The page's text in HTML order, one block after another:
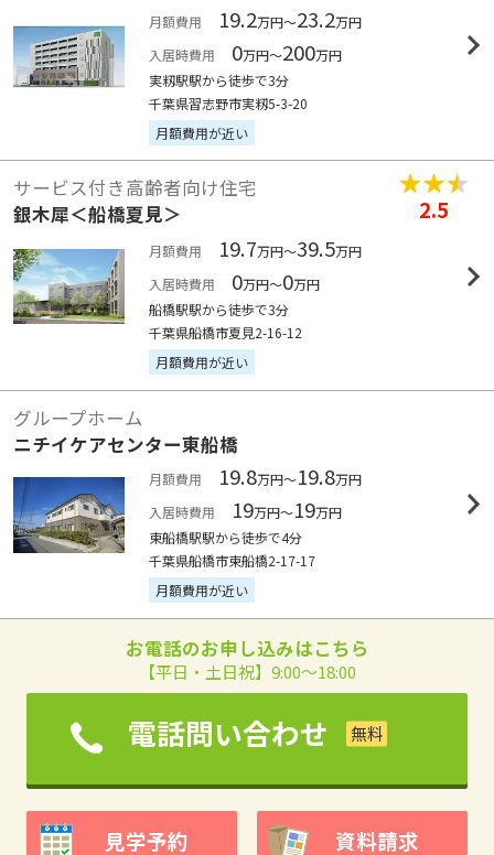
月額費用 19.2万円～23.2万円
入居時費用
0万円～200万円
実籾駅駅から徒歩で3分
千葉県習志野市実籾5-3-20
月額費用が近い
サービス付き高齢者向け住宅
銀木犀＜船橋夏見＞
2.5
月額費用 19.7万円～39.5万円
入居時費用
0万円～0万円
船橋駅駅から徒歩で3分
千葉県船橋市夏見2-16-12
月額費用が近い
グループホーム
ニチイケアセンター東船橋
月額費用 19.8万円～19.8万円
入居時費用
19万円～19万円
東船橋駅駅から徒歩で4分
千葉県船橋市東船橋2-17-17
月額費用が近い
お電話のお申し込みはこちら
【平日・土日祝】9:00～18:00
電話問い合わせ
見学予約 資料請求